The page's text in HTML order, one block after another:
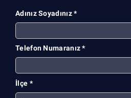
Adınız Soyadınız *
Telefon Numaranız *
İlçe *